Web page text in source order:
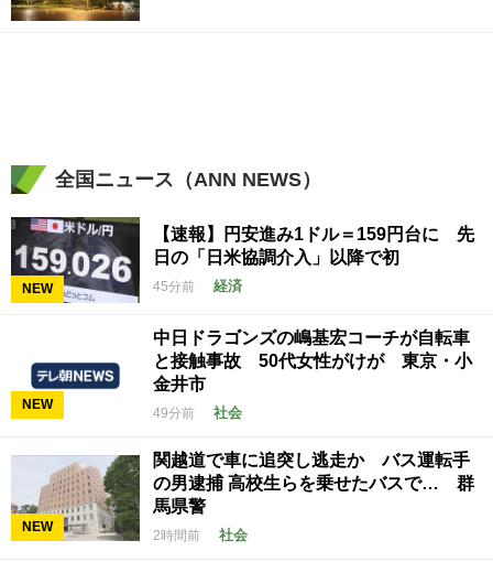
全国ニュース（ANN NEWS）
NEW
【速報】円安進み1ドル＝159円台に 先
日の「日米協調介入」以降で初
45分前 経済
NEW
中日ドラゴンズの嶋基宏コーチが自転車
と接触事故 50代女性がけが 東京・小
金井市
49分前 社会
NEW
関越道で車に追突し逃走か バス運転手
の男逮捕 高校生らを乗せたバスで… 群
馬県警
2時間前 社会